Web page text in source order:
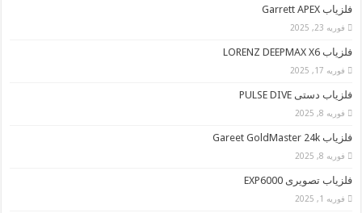
فلزیاب Garrett APEX
فوریه 23, 2025
فلزیاب LORENZ DEEPMAX X6
فوریه 17, 2025
فلزیاب دستی PULSE DIVE
فوریه 8, 2025
فلزیاب Gareet GoldMaster 24k
فوریه 8, 2025
فلزیاب تصویری EXP6000
فوریه 1, 2025